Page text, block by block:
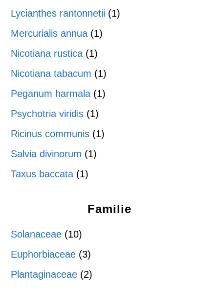
Lycianthes rantonnetii (1)
Mercurialis annua (1)
Nicotiana rustica (1)
Nicotiana tabacum (1)
Peganum harmala (1)
Psychotria viridis (1)
Ricinus communis (1)
Salvia divinorum (1)
Taxus baccata (1)
Familie
Solanaceae (10)
Euphorbiaceae (3)
Plantaginaceae (2)